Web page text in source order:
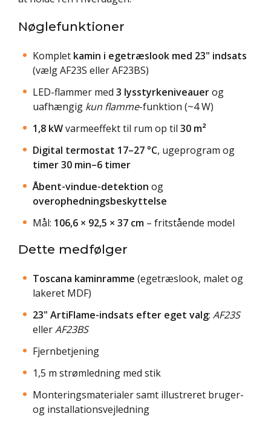
Nøglefunktioner
Komplet kamin i egetræslook med 23" indsats
(vælg AF23S eller AF23BS)
LED-flammer med 3 lysstyrkeniveauerog
uafhængig kun flamme-funktion (~4 W)
1,8 kWvarmeeffekt til rum op til 30 m²
Digital termostat 17–27 °C, ugeprogram og
timer 30 min–6 timer
Åbent-vindue-detektion og
overophedningsbeskyttelse
Mål: 106,6 × 92,5 × 37 cm – fritstående model
Dette medfølger
Toscana kaminramme (egetræslook, malet og
lakeret MDF)
23" ArtiFlame-indsats efter eget valg: AF23S
ellerAF23BS
Fjernbetjening
1,5 m strømledning med stik
Monteringsmaterialer samt illustreret bruger-
og installationsvejledning